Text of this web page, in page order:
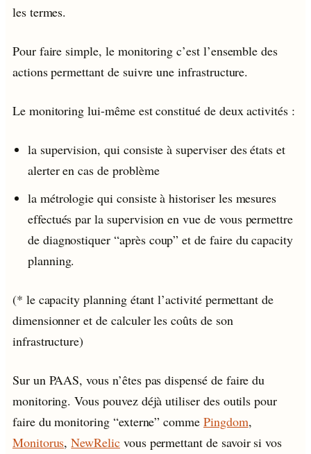
les termes.
Pour faire simple, le monitoring c’est l’ensemble des
actions permettant de suivre une infrastructure.
Le monitoring lui-même est constitué de deux activités :
la supervision, qui consiste à superviser des états et
alerter en cas de problème
la métrologie qui consiste à historiser les mesures
effectués par la supervision en vue de vous permettre
de diagnostiquer “après coup” et de faire du capacity
planning.
(* le capacity planning étant l’activité permettant de
dimensionner et de calculer les coûts de son
infrastructure)
Sur un PAAS, vous n’êtes pas dispensé de faire du
monitoring. Vous pouvez déjà utiliser des outils pour
faire du monitoring “externe” comme Pingdom,
Monitorus,NewRelicvous permettant de savoir si vos